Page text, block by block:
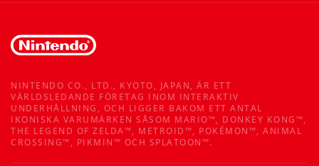
NINTENDO CO., LTD., KYOTO, JAPAN, ÄR ETT
VÄRLDSLEDANDE FÖRETAG INOM INTERAKTIV
UNDERHÅLLNING, OCH LIGGER BAKOM ETT ANTAL
IKONISKA VARUMÄRKEN SÅSOM MARIO™, DONKEY KONG™,
THE LEGEND OF ZELDA™, METROID™, POKÉMON™, ANIMAL
CROSSING™, PIKMIN™ OCH SPLATOON™.